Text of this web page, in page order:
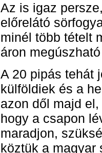
Az is igaz
előrelátó
minél több tételt
áron
A 20 pipás tehát
külföldiek és a
azon dől majd
hogy a csapon
maradjon,
köztük a magyar